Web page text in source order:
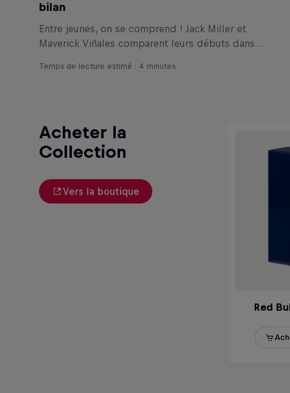
bilan
Entre jeunes, on se comprend ! Jack Miller et
Maverick Viñales comparent leurs débuts dans
Temps de lecture estimé : 4 minutes
Acheter la
Collection
Vers la boutique